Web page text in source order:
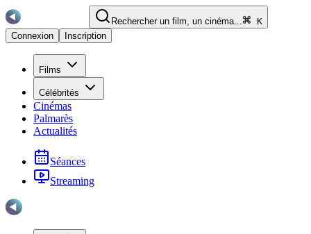
Rechercher un film, un cinéma...
K
Connexion
Inscription
Films
Célébrités
Cinémas
Palmarès
Actualités
Séances
Streaming